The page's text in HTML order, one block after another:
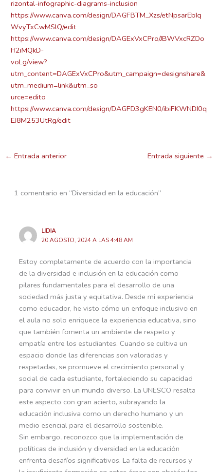
rizontal-infographic-diagrams-inclusion
https://www.canva.com/design/DAGFBTM_Xzs/etNpsarEbIq
WvyTxCwMSlQ/edit
https://www.canva.com/design/DAGExVxCPro/JBWVxcRZDo
H2iMQkD-
voLg/view?
utm_content=DAGExVxCPro&utm_campaign=designshare&
utm_medium=link&utm_so
urce=edito
https://www.canva.com/design/DAGFD3gKEN0/ibiFKWNDI0q
EJ8M253UtRg/edit
← Entrada anterior Entrada siguiente →
1 comentario en “Diversidad en la educación”
LIDIA
20 AGOSTO, 2024 A LAS 4:48 AM
Estoy completamente de acuerdo con la importancia
de la diversidad e inclusión en la educación como
pilares fundamentales para el desarrollo de una
sociedad más justa y equitativa. Desde mi experiencia
como educador, he visto cómo un enfoque inclusivo en
el aula no solo enriquece la experiencia educativa, sino
que también fomenta un ambiente de respeto y
empatía entre los estudiantes. Cuando se cultiva un
espacio donde las diferencias son valoradas y
respetadas, se promueve el crecimiento personal y
social de cada estudiante, fortaleciendo su capacidad
para convivir en un mundo diverso. La UNESCO resalta
este aspecto con gran acierto, subrayando la
educación inclusiva como un derecho humano y un
medio esencial para el desarrollo sostenible.
Sin embargo, reconozco que la implementación de
políticas de inclusión y diversidad en la educación
enfrenta desafíos significativos. La falta de recursos y